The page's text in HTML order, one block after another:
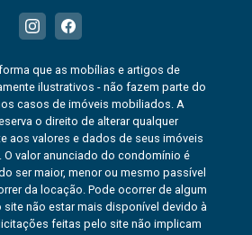
que as mobílias e artigos de
ilustrativos - não fazem parte do
casos de imóveis mobiliados. A
o direito de alterar qualquer
aos valores e dados de seus imóveis
O valor anunciado do condomínio é
ser maior, menor ou mesmo passível
da locação. Pode ocorrer de algum
site não estar mais disponível devido à
feitas pelo site não implicam